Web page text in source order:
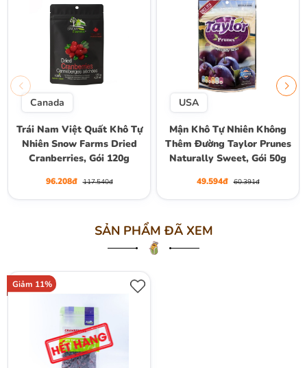
Canada
Trái Nam Việt Quất Khô Tự
Nhiên Snow Farms Dried
Cranberries, Gói 120g
96.208đ 117.540đ
USA
Mận Khô Tự Nhiên Không
Thêm Đường Taylor Prunes
Naturally Sweet, Gói 50g
49.594đ 60.391đ
SẢN PHẨM ĐÃ XEM
Giảm 11%